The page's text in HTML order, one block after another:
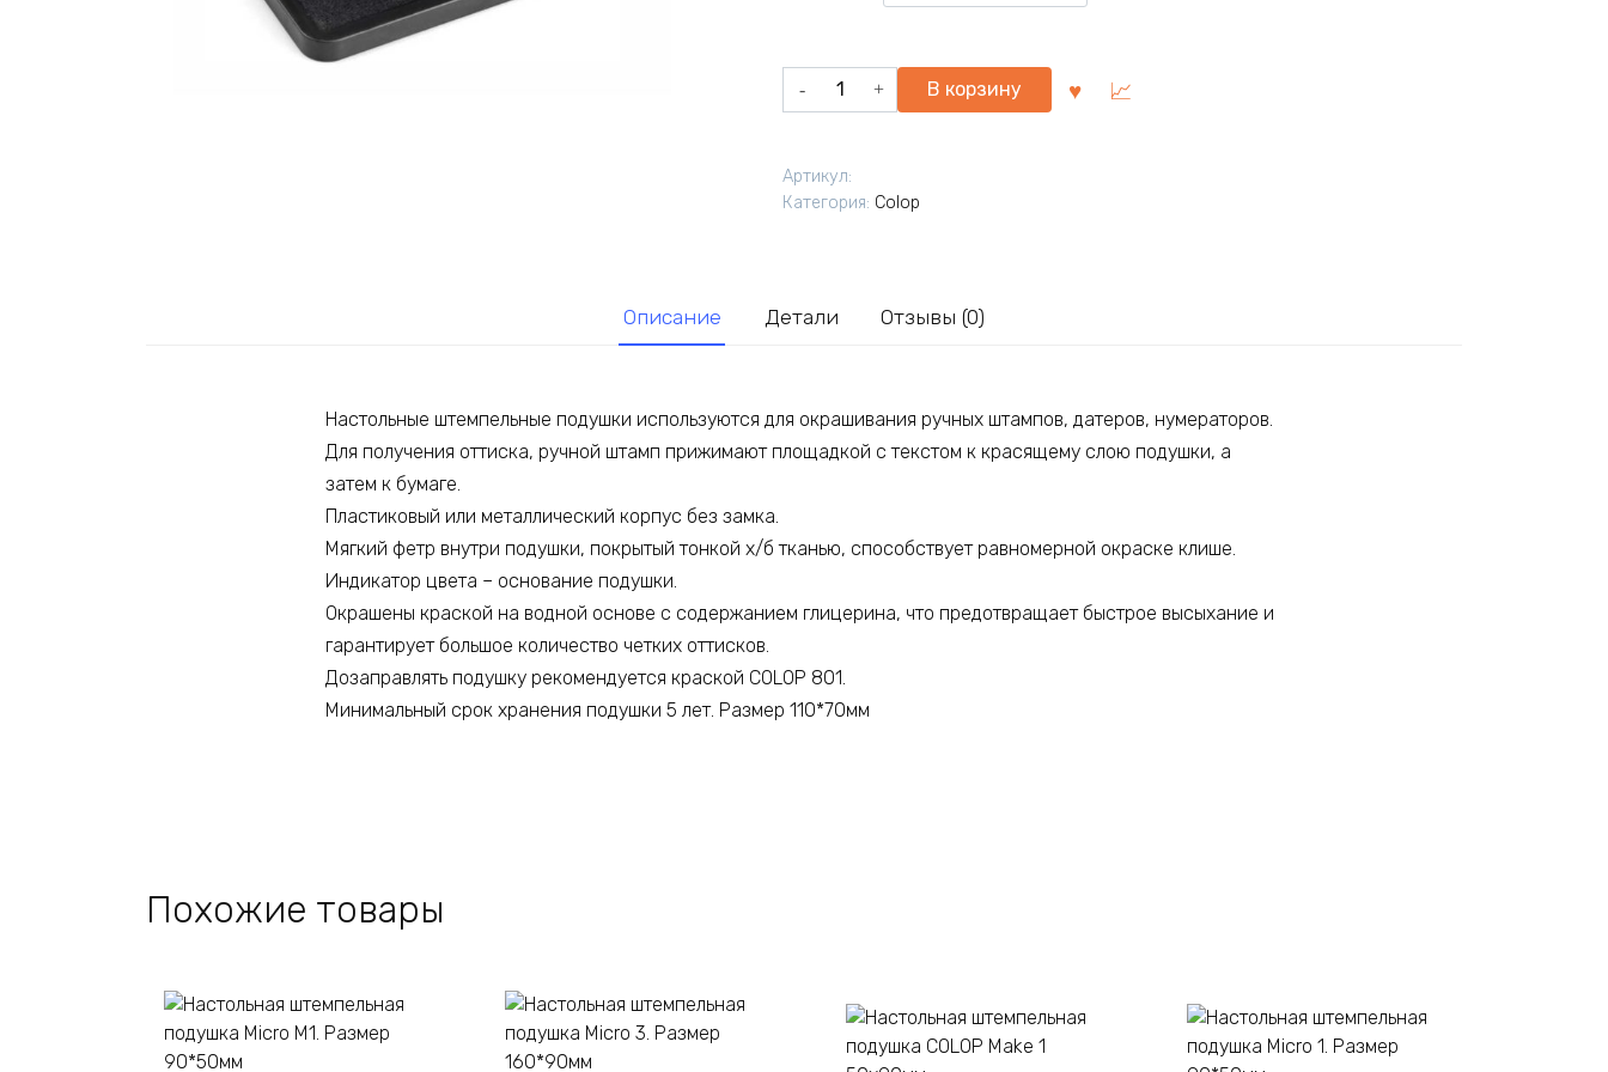
Количество
товара
штемпельная
подушка
110*70мм
В корзину
Артикул:
Категория: Colop
Описание Детали Отзывы (0)
Настольные штемпельные подушки используются для окрашивания ручных штампов, датеров, нумераторов.
Для получения оттиска, ручной штамп прижимают площадкой с текстом к красящему слою подушки, а
затем к бумаге.
Пластиковый или металлический корпус без замка.
Мягкий фетр внутри подушки, покрытый тонкой х/б тканью, способствует равномерной окраске клише.
Индикатор цвета – основание подушки.
Окрашены краской на водной основе с содержанием глицерина, что предотвращает быстрое высыхание и
гарантирует большое количество четких оттисков.
Дозаправлять подушку рекомендуется краской COLOP 801.
Минимальный срок хранения подушки 5 лет. Размер 110*70мм
Похожие товары